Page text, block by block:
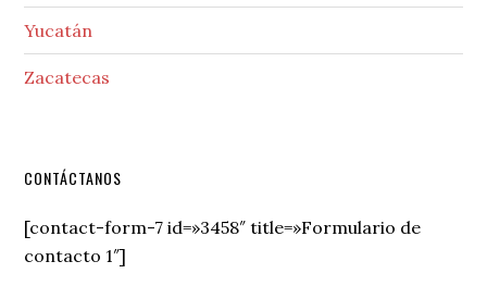
Yucatán
Zacatecas
Secondary
Sidebar
CONTÁCTANOS
[contact-form-7 id=»3458″ title=»Formulario de
contacto 1″]